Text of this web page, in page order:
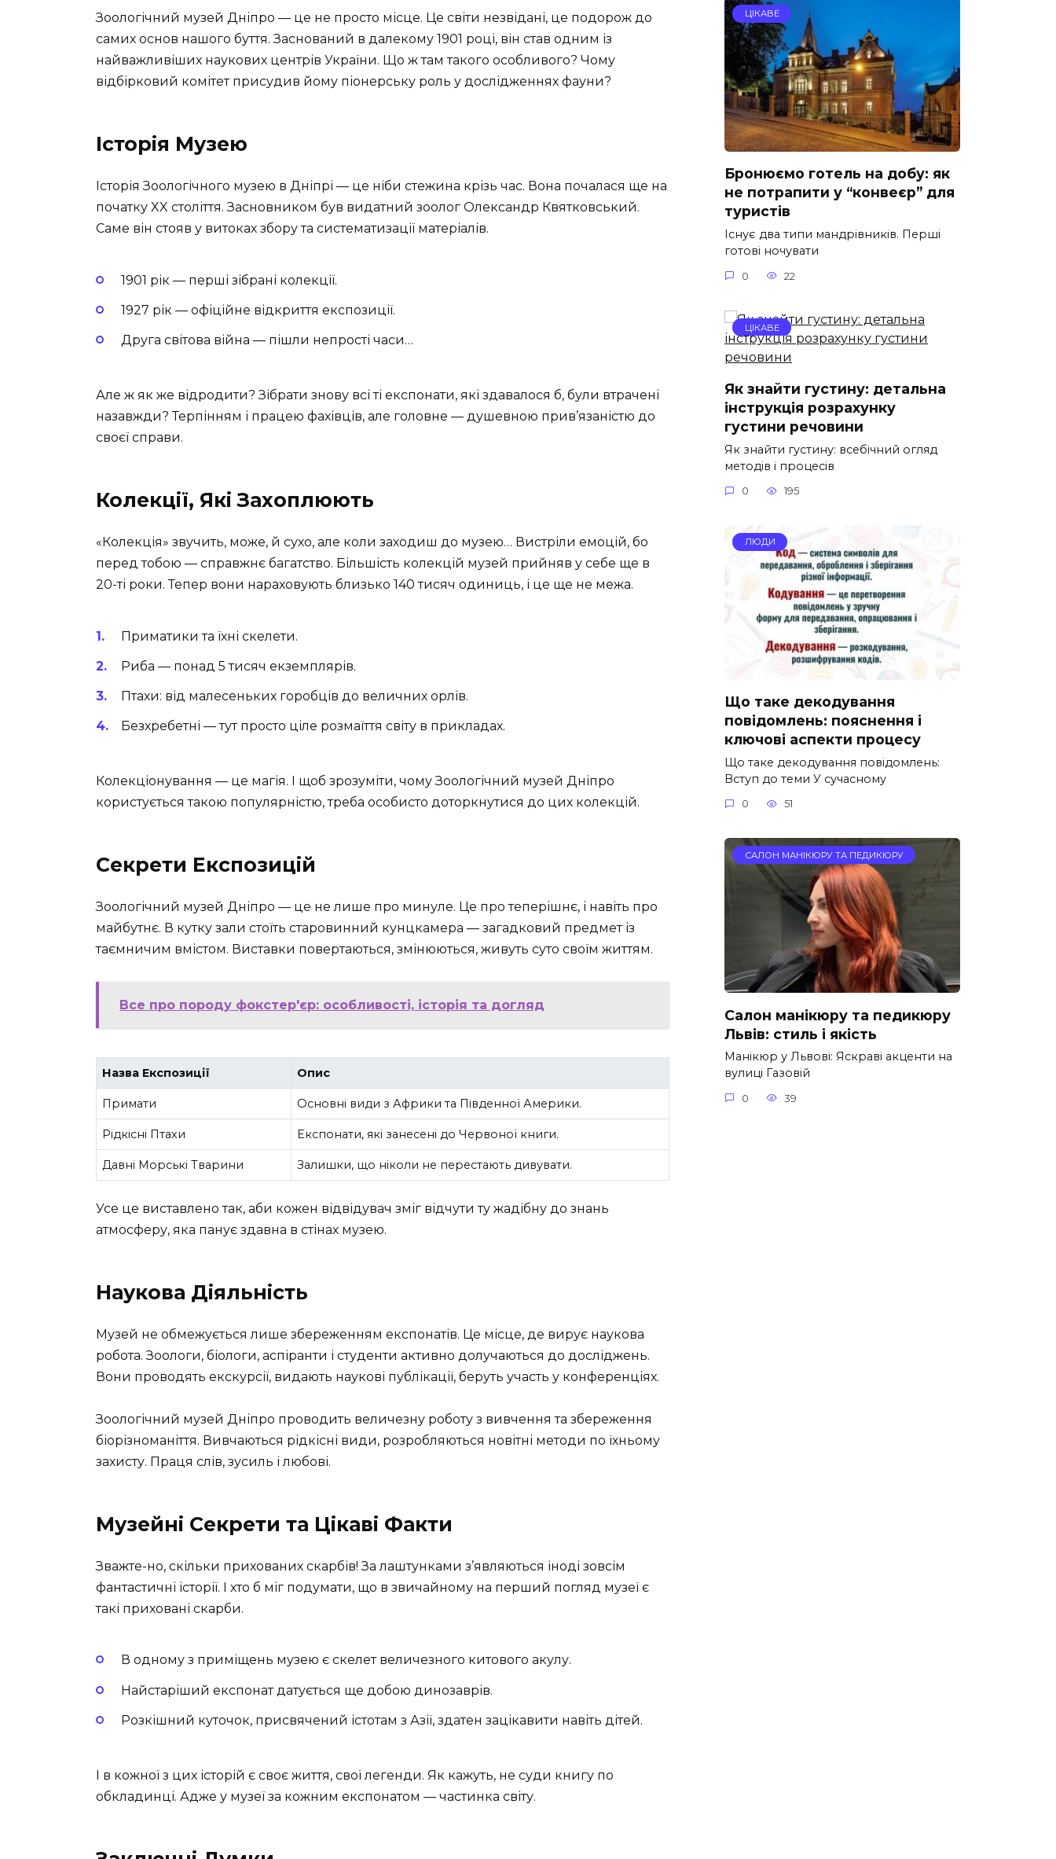
Зоологічний музей Дніпро — це не просто місце. Це світи незвідані, це подорож до
самих основ нашого буття. Заснований в далекому 1901 році, він став одним із
найважливіших наукових центрів України. Що ж там такого особливого? Чому
відбірковий комітет присудив йому піонерську роль у дослідженнях фауни?
Історія Музею
Історія Зоологічного музею в Дніпрі — це ніби стежина крізь час. Вона почалася ще на
початку XX століття. Засновником був видатний зоолог Олександр Квятковський.
Саме він стояв у витоках збору та систематизації матеріалів.
1901 рік — перші зібрані колекції.
1927 рік — офіційне відкриття експозиції.
Друга світова війна — пішли непрості часи…
Але ж як же відродити? Зібрати знову всі ті експонати, які здавалося б, були втрачені
назавжди? Терпінням і працею фахівців, але головне — душевною прив’язаністю до
своєї справи.
Колекції, Які Захоплюють
«Колекція» звучить, може, й сухо, але коли заходиш до музею… Вистріли емоцій, бо
перед тобою — справжнє багатство. Більшість колекцій музей прийняв у себе ще в
20-ті роки. Тепер вони нараховують близько 140 тисяч одиниць, і це ще не межа.
Приматики та їхні скелети.
Риба — понад 5 тисяч екземплярів.
Птахи: від малесеньких горобців до величних орлів.
Безхребетні — тут просто ціле розмаїття світу в прикладах.
Колекціонування — це магія. І щоб зрозуміти, чому Зоологічний музей Дніпро
користується такою популярністю, треба особисто доторкнутися до цих колекцій.
Секрети Експозицій
Зоологічний музей Дніпро — це не лише про минуле. Це про теперішнє, і навіть про
майбутнє. В кутку зали стоїть старовинний кунцкамера — загадковий предмет із
таємничим вмістом. Виставки повертаються, змінюються, живуть суто своїм життям.
Все про породу фокстер'єр: особливості, історія та догляд
Назва Експозиції Опис
Примати Основні види з Африки та Південної Америки.
Рідкісні Птахи Експонати, які занесені до Червоної книги.
Давні Морські Тварини Залишки, що ніколи не перестають дивувати.
Усе це виставлено так, аби кожен відвідувач зміг відчути ту жадібну до знань
атмосферу, яка панує здавна в стінах музею.
Наукова Діяльність
Музей не обмежується лише збереженням експонатів. Це місце, де вирує наукова
робота. Зоологи, біологи, аспіранти і студенти активно долучаються до досліджень.
Вони проводять екскурсії, видають наукові публікації, беруть участь у конференціях.
Зоологічний музей Дніпро проводить величезну роботу з вивчення та збереження
біорізноманіття. Вивчаються рідкісні види, розробляються новітні методи по їхньому
захисту. Праця слів, зусиль і любові.
Музейні Секрети та Цікаві Факти
Зважте-но, скільки прихованих скарбів! За лаштунками з’являються іноді зовсім
фантастичні історії. І хто б міг подумати, що в звичайному на перший погляд музеї є
такі приховані скарби.
В одному з приміщень музею є скелет величезного китового акулу.
Найстаріший експонат датується ще добою динозаврів.
Розкішний куточок, присвячений істотам з Азії, здатен зацікавити навіть дітей.
І в кожної з цих історій є своє життя, свої легенди. Як кажуть, не суди книгу по
обкладинці. Адже у музеї за кожним експонатом — частинка світу.
ЦІКАВЕ
Бронюємо готель на добу: як
не потрапити у “конвеєр” для
туристів
Існує два типи мандрівників. Перші
готові ночувати
0 22
ЦІКАВЕ
Як знайти густину: детальна
інструкція розрахунку
густини речовини
Як знайти густину: всебічний огляд
методів і процесів
0 195
ЛЮДИ
Що таке декодування
повідомлень: пояснення і
ключові аспекти процесу
Що таке декодування повідомлень:
Вступ до теми У сучасному
0 51
САЛОН МАНІКЮРУ ТА ПЕДИКЮРУ
Салон манікюру та педикюру
Львів: стиль і якість
Манікюр у Львові: Яскраві акценти на
вулиці Газовій
0 39